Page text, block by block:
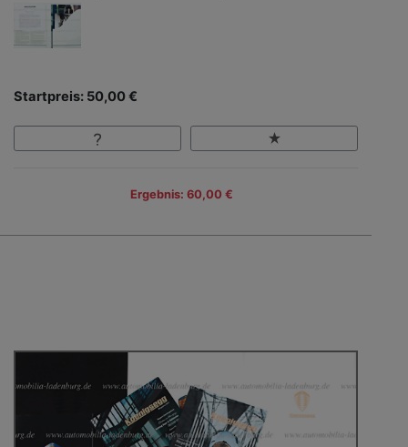
Startpreis: 50,00 €
Ergebnis: 60,00 €